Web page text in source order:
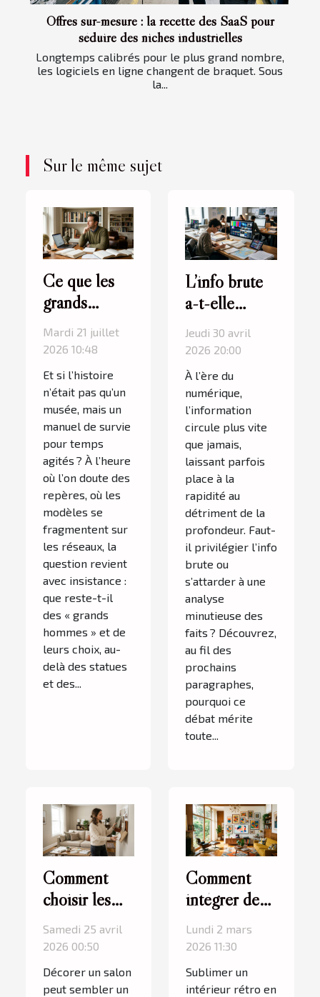
Offres sur-mesure : la recette des SaaS pour
séduire des niches industrielles
Longtemps calibrés pour le plus grand nombre,
les logiciels en ligne changent de braquet. Sous
la...
Sur le même sujet
Ce que les
grands
hommes de
l’Histoire
nous
apprennent
encore
aujourd’hui
Mardi 21 juillet
2026 10:48
Et si l’histoire
n’était pas qu’un
musée, mais un
manuel de survie
pour temps
agités ? À l’heure
où l’on doute des
repères, où les
modèles se
fragmentent sur
les réseaux, la
question revient
avec insistance :
que reste-t-il
des « grands
hommes » et de
leurs choix, au-
delà des statues
et des...
L’info brute
a-t-elle
encore une
place face à
l’analyse
approfondie ?
Jeudi 30 avril
2026 20:00
À l’ère du
numérique,
l’information
circule plus vite
que jamais,
laissant parfois
place à la
rapidité au
détriment de la
profondeur. Faut-
il privilégier l’info
brute ou
s’attarder à une
analyse
minutieuse des
faits ? Découvrez,
au fil des
prochains
paragraphes,
pourquoi ce
débat mérite
toute...
Comment
choisir les
couleurs et
les textures
pour votre
salon ?
Samedi 25 avril
2026 00:50
Décorer un salon
peut sembler un
Comment
intégrer des
éléments
modernes
dans un
décor rétro ?
Lundi 2 mars
2026 11:30
Sublimer un
intérieur rétro en